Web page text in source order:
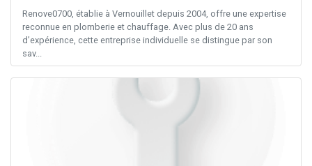
Renove0700, établie à Vernouillet depuis 2004, offre une expertise
reconnue en plomberie et chauffage. Avec plus de 20 ans
d’expérience, cette entreprise individuelle se distingue par son
sav...